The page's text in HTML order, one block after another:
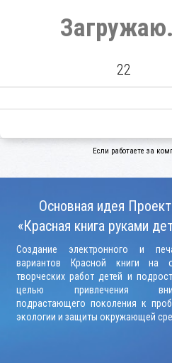
22
Если работаете за
Основная идея
«Красная книга руками
Создание электронного и
вариантов Красной книги на
творческих работ детей и
целью привлечения
подрастающего поколения к
экологии и защиты окружающей